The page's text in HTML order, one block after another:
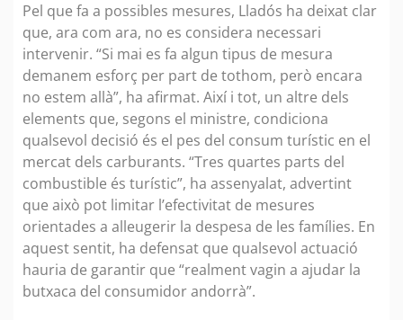
Pel que fa a possibles mesures, Lladós ha deixat clar
que, ara com ara, no es considera necessari
intervenir. “Si mai es fa algun tipus de mesura
demanem esforç per part de tothom, però encara
no estem allà”, ha afirmat. Així i tot, un altre dels
elements que, segons el ministre, condiciona
qualsevol decisió és el pes del consum turístic en el
mercat dels carburants. “Tres quartes parts del
combustible és turístic”, ha assenyalat, advertint
que això pot limitar l’efectivitat de mesures
orientades a alleugerir la despesa de les famílies. En
aquest sentit, ha defensat que qualsevol actuació
hauria de garantir que “realment vagin a ajudar la
butxaca del consumidor andorrà”.